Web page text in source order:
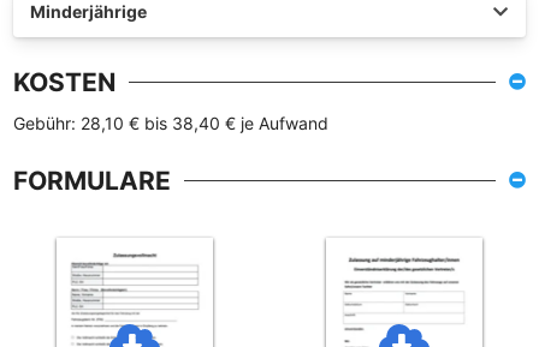
Minderjährige
KOSTEN
Gebühr: 28,10 € bis 38,40 € je Aufwand
FORMULARE